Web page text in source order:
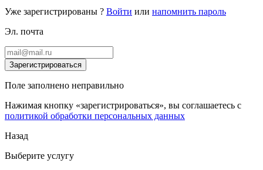
Уже зарегистрированы ? Войти или напомнить пароль
Эл. почта
Зарегистрироваться
Поле заполнено неправильно
Нажимая кнопку «зарегистрироваться», вы соглашаетесь с
политикой обработки персональных данных
Назад
Выберите услугу